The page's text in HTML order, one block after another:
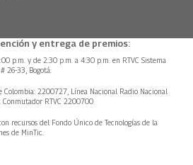
y entrega de premios:
p.m. y de 2:30 p.m. a 4:30 p.m. en RTVC Sistema
26-33, Bogotá.
Colombia: 2200727, Línea Nacional Radio Nacional
RTVC 2200700
recursos del Fondo Único de Tecnologías de la
de MinTic.